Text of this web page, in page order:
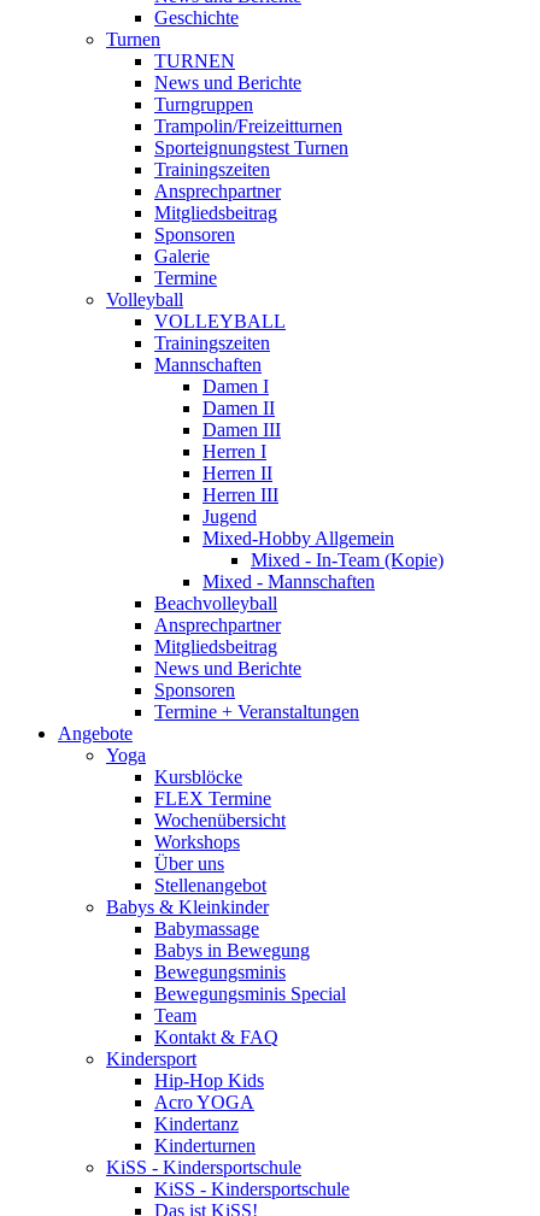
Geschichte
Turnen
TURNEN
News und Berichte
Turngruppen
Trampolin/Freizeitturnen
Sporteignungstest Turnen
Trainingszeiten
Ansprechpartner
Mitgliedsbeitrag
Sponsoren
Galerie
Termine
Volleyball
VOLLEYBALL
Trainingszeiten
Mannschaften
Damen I
Damen II
Damen III
Herren I
Herren II
Herren III
Jugend
Mixed-Hobby Allgemein
Mixed - In-Team (Kopie)
Mixed - Mannschaften
Beachvolleyball
Ansprechpartner
Mitgliedsbeitrag
News und Berichte
Sponsoren
Termine + Veranstaltungen
Angebote
Yoga
Kursblöcke
FLEX Termine
Wochenübersicht
Workshops
Über uns
Stellenangebot
Babys & Kleinkinder
Babymassage
Babys in Bewegung
Bewegungsminis
Bewegungsminis Special
Team
Kontakt & FAQ
Kindersport
Hip-Hop Kids
Acro YOGA
Kindertanz
Kinderturnen
KiSS - Kindersportschule
KiSS - Kindersportschule
Das ist KiSS!